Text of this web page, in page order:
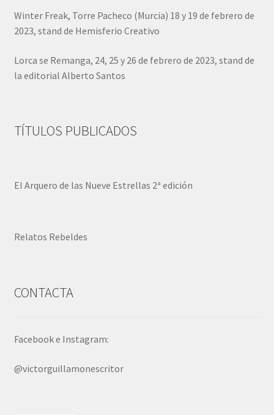
Winter Freak, Torre Pacheco (Murcia) 18 y 19 de febrero de
2023, stand de Hemisferio Creativo
Lorca se Remanga, 24, 25 y 26 de febrero de 2023, stand de
la editorial Alberto Santos
TÍTULOS PUBLICADOS
El Arquero de las Nueve Estrellas 2ª edición
Relatos Rebeldes
CONTACTA
Facebook e Instagram:
@victorguillamonescritor